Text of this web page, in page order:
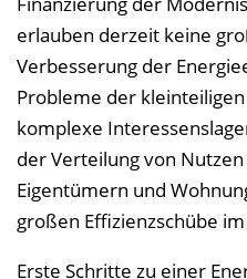
erlauben derzeit keine
Verbesserung der
Probleme der
komplexe
der Verteilung von
Eigentümern und
großen Effizienzschübe
Erste Schritte zu einer